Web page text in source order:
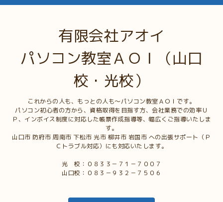
有限会社アオイ
パソコン教室ＡＯＩ（山口
校・光校）
これからの人も、もっとの人も～パソコン教室ＡＯＩです。
パソコン初心者の方から、資格取得を目指す方、会社業務での効率Ｕ
Ｐ、インボイス制度に対応した帳票作成指導等、幅広くご指導いたしま
す。
山口市 防府市 周南市 下松市 光市 柳井市 岩国市 への出張サポート（Ｐ
Ｃトラブル対応）にも対応いたします。
光 校：０８３３－７１－７００７
山口校：０８３－９３２－７５０６